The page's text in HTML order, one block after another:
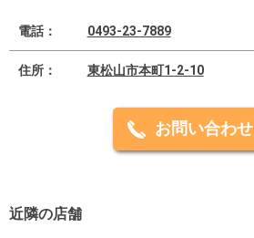
電話： 0493-23-7889
住所： 東松山市本町1-2-10
お問い合わせ
近隣の店舗